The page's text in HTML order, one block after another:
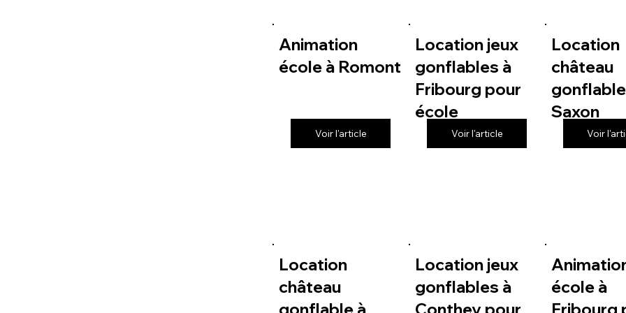
Animation
école à Romont
Voir l'article
Location jeux
gonflables à
Fribourg pour
école
Voir l'article
Location
château
Saxon
Voir
Location
château
gonflable à
Location jeux
gonflables à
Conthey pour
école à
Fribourg